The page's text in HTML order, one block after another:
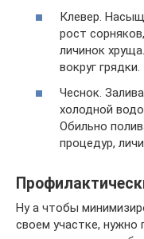
Клевер.
рост
личинок
вокруг грядки.
Чеснок.
холодной
Обильно
процедур,
Ну а чтобы
своем участке, нужно